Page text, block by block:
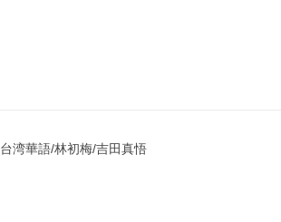
台湾華語/林初梅/吉田真悟